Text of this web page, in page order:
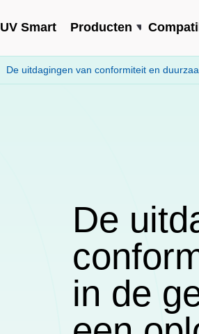
UV Smart Producten
De uitdagingen van conformiteit en
De
in de